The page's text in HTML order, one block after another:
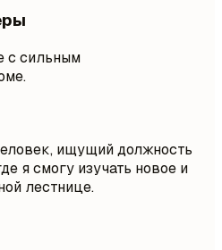
с сильным
ищущий должность
я смогу изучать новое и
лестнице.